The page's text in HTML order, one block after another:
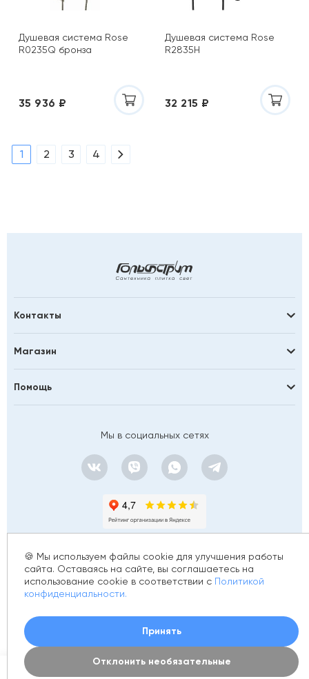
Душевая система Rose
R0235Q бронза
35 936 ₽
Душевая система Rose
R2835H
32 215 ₽
1 2 3 4
Контакты
Магазин
Помощь
Мы в социальных сетях
© 2012 - 2026 golfstim.ru
ОГРН 304370234902057
🍪 Мы используем файлы cookie для улучшения работы
сайта. Оставаясь на сайте, вы соглашаетесь на
использование cookie в соответствии с Политикой
конфиденциальности.
Принять
Отклонить необязательные